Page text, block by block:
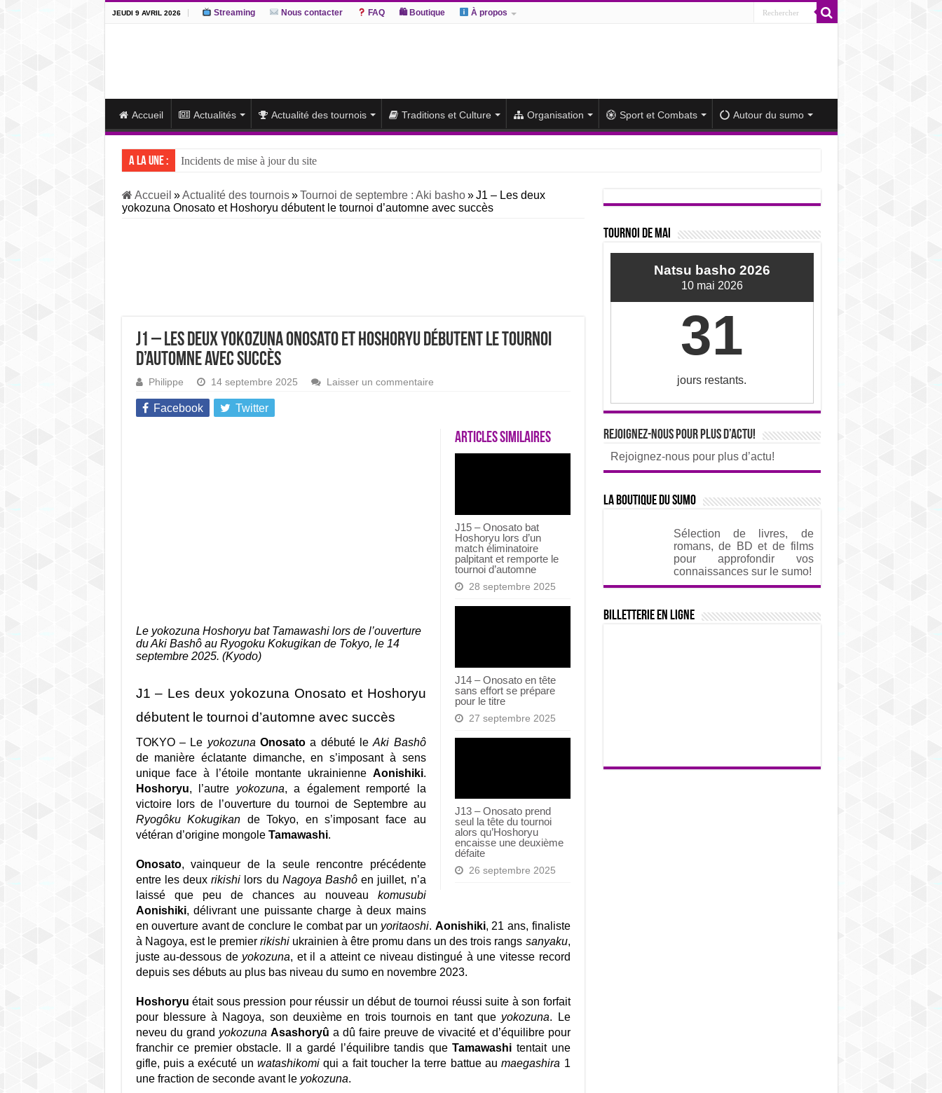
JEUDI 9 AVRIL 2026 Streaming Nous contacter FAQ 🛍 Boutique À propos
Accueil Actualités Actualité des tournois Traditions et Culture Organisation Sport et Combats Autour du sumo
A la une :
Incidents de mise à jour du site
J14 – Aonishiki dominé par Onosato et Atamifuji rejoint la tête
J13 – Aonishiki conserve la tête du classement et poursuit sa série de victoires face à un Hoshoryu diminué
Accueil » Actualité des tournois » Tournoi de septembre : Aki basho » J1 – Les deux
yokozuna Onosato et Hoshoryu débutent le tournoi d’automne avec succès
J1 – Les deux yokozuna Onosato et Hoshoryu débutent le tournoi
d’automne avec succès
Philippe 14 septembre 2025 Laisser un commentaire
Facebook Twitter
Articles similaires
J15 – Onosato bat
Hoshoryu lors d’un
match éliminatoire
palpitant et remporte le
tournoi d’automne
28 septembre 2025
J14 – Onosato en tête
sans effort se prépare
pour le titre
27 septembre 2025
J13 – Onosato prend
seul la tête du tournoi
alors qu’Hoshoryu
encaisse une deuxième
défaite
26 septembre 2025
Le yokozuna Hoshoryu bat Tamawashi lors de l’ouverture
du Aki Bashô au Ryogoku Kokugikan de Tokyo, le 14
septembre 2025. (Kyodo)
J1 – Les deux yokozuna Onosato et Hoshoryu
débutent le tournoi d’automne avec succès
TOKYO – Le yokozuna Onosatoa débuté leAki Bashô
de manière éclatante dimanche, en s’imposant à sens
unique face à l’étoile montante ukrainienne Aonishiki.
Hoshoryu, l’autre yokozuna, a également remporté la
victoire lors de l’ouverture du tournoi de Septembre au
Ryogôku Kokugikan de Tokyo, en s’imposant face au
vétéran d’origine mongole Tamawashi.
Onosato, vainqueur de la seule rencontre précédente
entre les deuxrikishi lors du Nagoya Bashôen juillet, n’a
laissé que peu de chances au nouveau komusubi
Aonishiki, délivrant une puissante charge à deux mains
en ouverture avant de conclure le combat par un yoritaoshi. Aonishiki, 21 ans, finaliste
à Nagoya, est le premier rikishiukrainien à être promu dans un des trois rangs sanyaku,
juste au-dessous de yokozuna, et il a atteint ce niveau distingué à une vitesse record
depuis ses débuts au plus bas niveau du sumo en novembre 2023.
Hoshoryu était sous pression pour réussir un début de tournoi réussi suite à son forfait
pour blessure à Nagoya, son deuxième en trois tournois en tant que yokozuna. Le
neveu du grand yokozuna Asashoryû a dû faire preuve de vivacité et d’équilibre pour
franchir ce premier obstacle. Il a gardé l’équilibre tandis queTamawashi tentait une
gifle, puis a exécuté un watashikomiqui a fait toucher la terre battue aumaegashira 1
une fraction de seconde avant le yokozuna.
Tournoi de mai
Natsu basho 2026
10 mai 2026
31
jours restants.
Rejoignez-nous pour plus d’actu!
Rejoignez-nous pour plus d’actu!
La boutique du sumo
Sélection de livres, de
romans, de BD et de films
pour approfondir vos
connaissances sur le sumo!
Billetterie en ligne